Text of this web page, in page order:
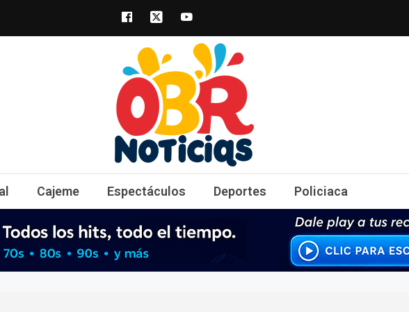
obrnoticias.com
obr noticias noticias, entretenimiento y espectáculos,
Cajeme Espectáculos Deportes Policiaca